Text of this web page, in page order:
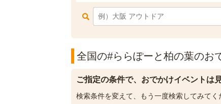
全国の#ららぽーと柏の葉のお
ご指定の条件で、おでかけイベントは
検索条件を変えて、もう一度検索してみてく